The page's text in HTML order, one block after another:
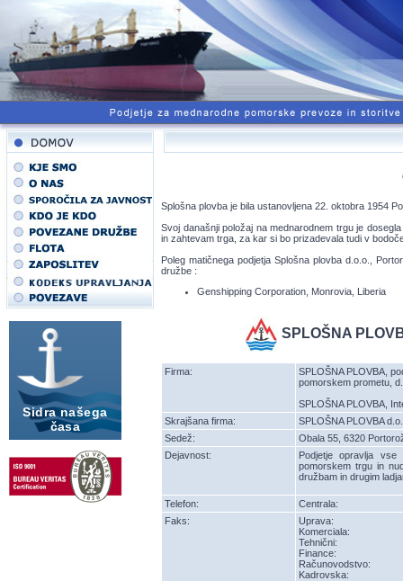
Sidra našega
časa
Splošna plovba je bila ustanovljena 22. oktobra 1954
Svoj današnji položaj na mednarodnem trgu je
in zahtevam trga, za kar si bo prizadevala tudi v
Poleg matičnega podjetja Splošna plovba d.o.o.,
družbe :
Genshipping Corporation, Monrovia, Liberia
SPLOŠNA
Firma:
SPLOŠNA PLOVBA,
pomorskem prometu,
SPLOŠNA PLOVBA,
Skrajšana firma:
SPLOŠNA PLOVBA
Sedež:
Obala 55, 6320
Dejavnost:
Podjetje opravlja
pomorskem trgu in
družbam in drugim
Telefon:
Centrala:
Faks:
Uprava:
Komerciala:
Tehnični:
Finance:
Računovodstvo:
Kadrovska: